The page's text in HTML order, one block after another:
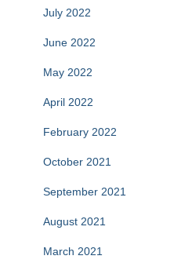
July 2022
June 2022
May 2022
April 2022
February 2022
October 2021
September 2021
August 2021
March 2021